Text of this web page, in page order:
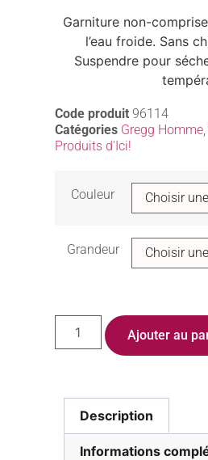
Garniture non-
l’eau froide. Sans
Suspendre pour
Code produit 96114
Catégories Gregg Homme,
Produits d'Ici!
Couleur
Grandeur
Ajouter au
Description
Informations